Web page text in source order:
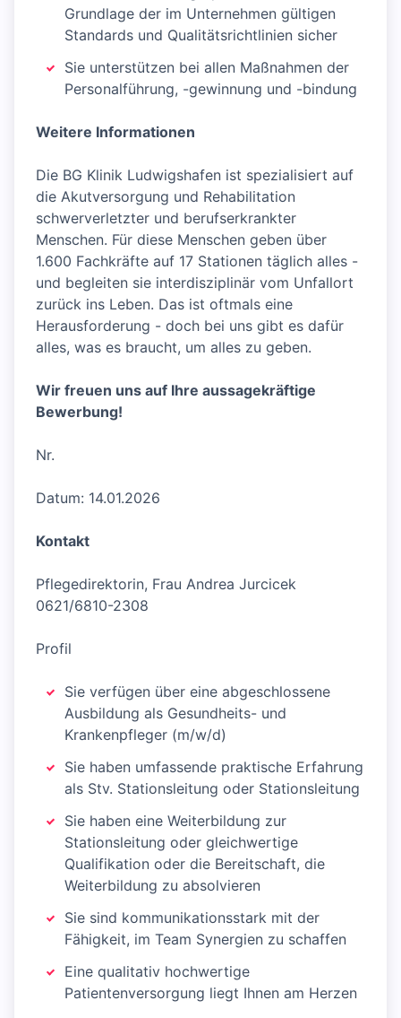
Grundlage der im Unternehmen gültigen
Standards und Qualitätsrichtlinien sicher
Sie unterstützen bei allen Maßnahmen der
Personalführung, -gewinnung und -bindung
Weitere Informationen
Die BG Klinik Ludwigshafen ist spezialisiert auf
die Akutversorgung und Rehabilitation
schwerverletzter und berufserkrankter
Menschen. Für diese Menschen geben über
1.600 Fachkräfte auf 17 Stationen täglich alles -
und begleiten sie interdisziplinär vom Unfallort
zurück ins Leben. Das ist oftmals eine
Herausforderung - doch bei uns gibt es dafür
alles, was es braucht, um alles zu geben.
Wir freuen uns auf Ihre aussagekräftige
Bewerbung!
Nr.
Datum: 14.01.2026
Kontakt
Pflegedirektorin, Frau Andrea Jurcicek
0621/6810-2308
Profil
Sie verfügen über eine abgeschlossene
Ausbildung als Gesundheits- und
Krankenpfleger (m/w/d)
Sie haben umfassende praktische Erfahrung
als Stv. Stationsleitung oder Stationsleitung
Sie haben eine Weiterbildung zur
Stationsleitung oder gleichwertige
Qualifikation oder die Bereitschaft, die
Weiterbildung zu absolvieren
Sie sind kommunikationsstark mit der
Fähigkeit, im Team Synergien zu schaffen
Eine qualitativ hochwertige
Patientenversorgung liegt Ihnen am Herzen